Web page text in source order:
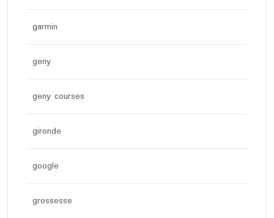
garmin
geny
geny courses
gironde
google
grossesse